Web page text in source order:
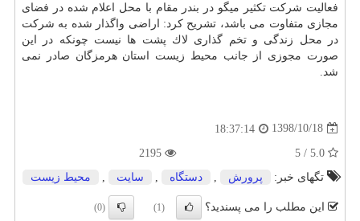
فعالیت شركت تكثیر میگو در بندر مقام با محل اعلام شده در فضای
مجازی متفاوت می باشد، تشریح كرد: اراضی واگذار شده به شركت
در محل زندگی و تخم گذاری لاك پشت ها نیست چونكه در این
صورت مجوزی از جانب محیط زیست استان هرمزگان صادر نمی
شد.
1398/10/18
18:37:14
تگهای خبر:
پرورش دستگاه سایت محیط زیست
این مطلب را می پسندید؟ (1)
(0)